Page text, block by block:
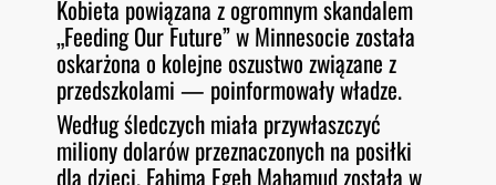
Kobieta powiązana z ogromnym skandalem
„Feeding Our Future” w Minnesocie została
oskarżona o kolejne oszustwo związane z
przedszkolami — poinformowały władze.
Według śledczych miała przywłaszczyć
miliony dolarów przeznaczonych na posiłki
dla dzieci. Fahima Egeh Mahamud została w